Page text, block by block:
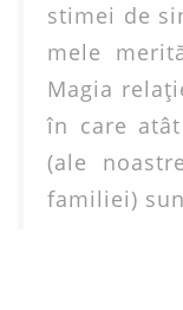
stimei de
mele
Magia
în care
(ale
familiei)